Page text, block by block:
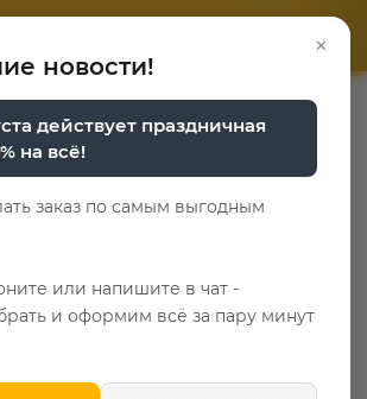
0
×
новости!
действует праздничная
на всё!
заказ по самым выгодным
или напишите в чат -
и оформим всё за пару минут